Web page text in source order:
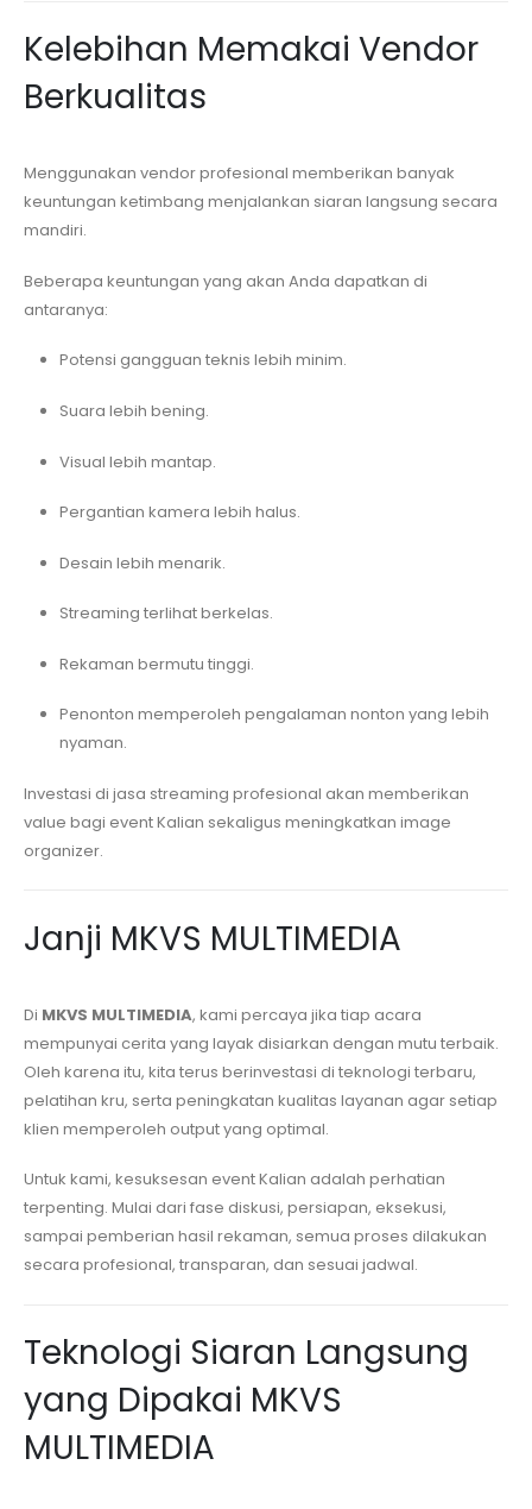
Kelebihan Memakai Vendor
Berkualitas
Menggunakan vendor profesional memberikan banyak
keuntungan ketimbang menjalankan siaran langsung secara
mandiri.
Beberapa keuntungan yang akan Anda dapatkan di
antaranya:
Potensi gangguan teknis lebih minim.
Suara lebih bening.
Visual lebih mantap.
Pergantian kamera lebih halus.
Desain lebih menarik.
Streaming terlihat berkelas.
Rekaman bermutu tinggi.
Penonton memperoleh pengalaman nonton yang lebih
nyaman.
Investasi di jasa streaming profesional akan memberikan
value bagi event Kalian sekaligus meningkatkan image
organizer.
Janji MKVS MULTIMEDIA
Di MKVS MULTIMEDIA, kami percaya jika tiap acara
mempunyai cerita yang layak disiarkan dengan mutu terbaik.
Oleh karena itu, kita terus berinvestasi di teknologi terbaru,
pelatihan kru, serta peningkatan kualitas layanan agar setiap
klien memperoleh output yang optimal.
Untuk kami, kesuksesan event Kalian adalah perhatian
terpenting. Mulai dari fase diskusi, persiapan, eksekusi,
sampai pemberian hasil rekaman, semua proses dilakukan
secara profesional, transparan, dan sesuai jadwal.
Teknologi Siaran Langsung
yang Dipakai MKVS
MULTIMEDIA